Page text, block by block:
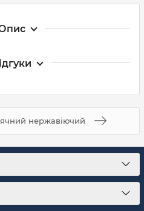
нержавіючий